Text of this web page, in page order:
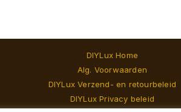
DIYLux Home
Alg. Voorwaarden
DIYLux Verzend- en retourbeleid
DIYLux Privacy beleid